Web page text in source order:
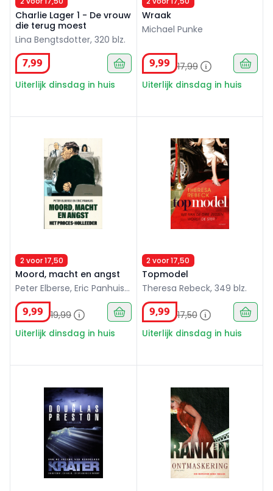
Charlie Lager 1 - De vrouw
die terug moest
Lina Bengtsdotter, 320 blz.
7,99
Uiterlijk dinsdag in huis
Wraak
Michael Punke
9,99 17,99
Uiterlijk dinsdag in huis
2 voor 17,50
Moord, macht en angst
Peter Elberse, Eric Panhuis,
276 blz.
9,99 19,99
Uiterlijk dinsdag in huis
2 voor 17,50
Topmodel
Theresa Rebeck, 349 blz.
9,99 17,50
Uiterlijk dinsdag in huis